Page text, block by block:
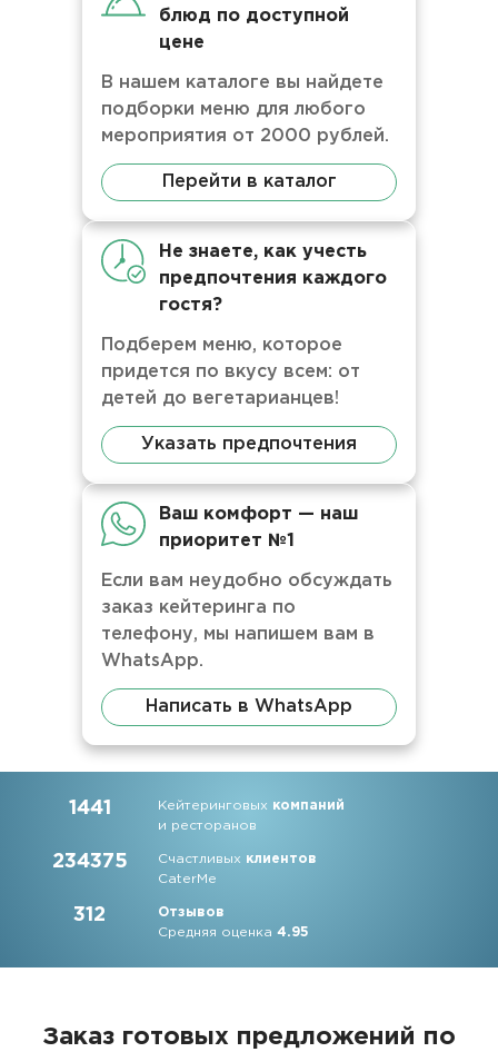
блюд по доступной
цене
В нашем каталоге вы найдете
подборки меню для любого
мероприятия от 2000 рублей.
Перейти в каталог
Не знаете, как учесть
предпочтения каждого
гостя?
Подберем меню, которое
придется по вкусу всем: от
детей до вегетарианцев!
Указать предпочтения
Ваш комфорт — наш
приоритет №1
Если вам неудобно обсуждать
заказ кейтеринга по
телефону, мы напишем вам в
WhatsApp.
Написать в WhatsApp
1441 Кейтеринговых компаний
и ресторанов
234375 Счастливых клиентов
CaterMe
312
Отзывов
Средняя оценка4.95
Заказ готовых предложений по